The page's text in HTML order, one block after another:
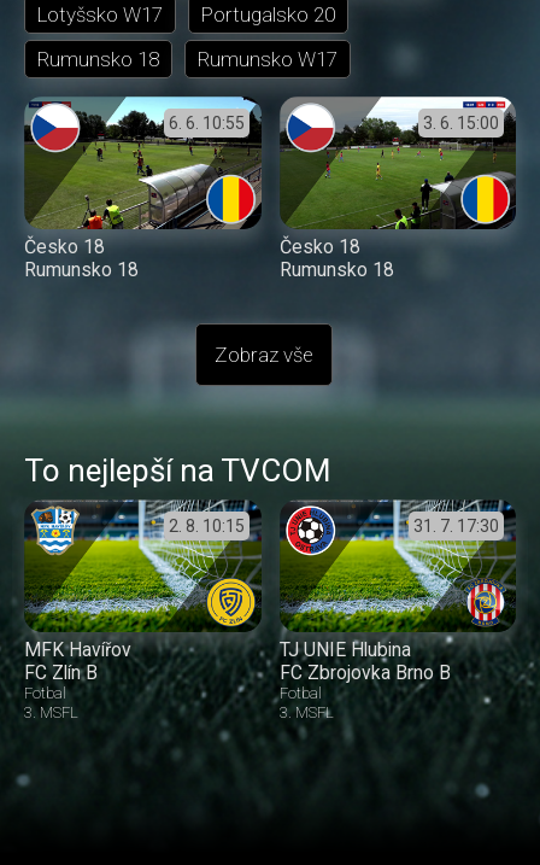
Lotyšsko W17
Portugalsko 20
Rumunsko 18
Rumunsko W17
6. 6. 10:55
Česko 18
Rumunsko 18
3. 6. 15:00
Česko 18
Rumunsko 18
Zobraz vše
To nejlepší na TVCOM
2. 8. 10:15
MFK Havířov
FC Zlín B
Fotbal
3. MSFL
31. 7. 17:30
TJ UNIE Hlubina
FC Zbrojovka Brno B
Fotbal
3. MSFL